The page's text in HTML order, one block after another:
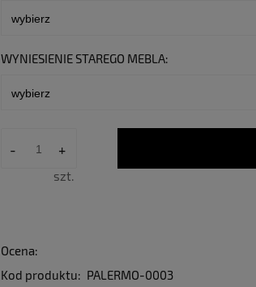
WYNIESIENIE STAREGO MEBLA:
- +
szt.
Ocena:
Kod produktu: PALERMO-0003